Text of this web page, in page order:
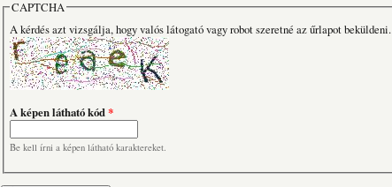
CAPTCHA
A kérdés azt vizsgálja, hogy valós látogató vagy robot szeretné az űrlapot beküldeni.
A képen látható kód*
Be kell írni a képen látható karaktereket.